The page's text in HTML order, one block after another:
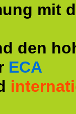
mit
den
ECA